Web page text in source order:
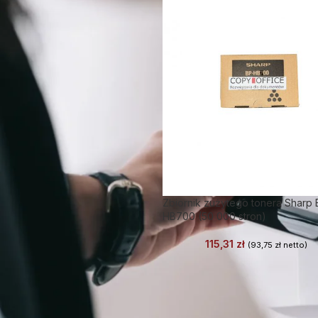
Zbiornik zużytego tonera Sharp
HB700 (50 000 stron)
115,31 zł (93,75 złnetto)